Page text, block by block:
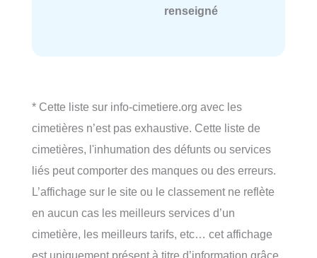
renseigné
* Cette liste sur info-cimetiere.org avec les
cimetières n’est pas exhaustive. Cette liste de
cimetières, l'inhumation des défunts ou services
liés peut comporter des manques ou des erreurs.
L’affichage sur le site ou le classement ne reflète
en aucun cas les meilleurs services d’un
cimetière, les meilleurs tarifs, etc… cet affichage
est uniquement présent à titre d’information grâce